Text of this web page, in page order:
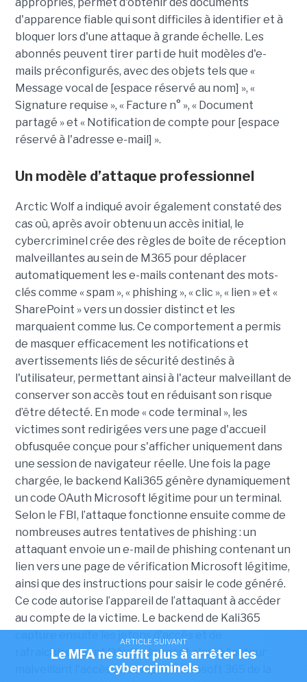
ARTICLE SUIVANT
Le MFA ne suffit plus à arrêter les
cybercriminels
d'apparence fiable qui sont difficiles à identifier et à
bloquer lors d'une attaque à grande échelle. Les
abonnés peuvent tirer parti de huit modèles d'e-
mails préconfigurés, avec des objets tels que «
Message vocal de [espace réservé au nom] », «
Signature requise », « Facture n° », « Document
partagé » et « Notification de compte pour [espace
réservé à l'adresse e-mail] ».
Un modèle d’attaque professionnel
Arctic Wolf a indiqué avoir également constaté des
cas où, après avoir obtenu un accès initial, le
cybercriminel crée des règles de boîte de réception
malveillantes au sein de M365 pour déplacer
automatiquement les e-mails contenant des mots-
clés comme « spam », « phishing », « clic », « lien » et «
SharePoint » vers un dossier distinct et les
marquaient comme lus. Ce comportement a permis
de masquer efficacement les notifications et
avertissements liés de sécurité destinés à
l'utilisateur, permettant ainsi à l'acteur malveillant de
conserver son accès tout en réduisant son risque
d’être détecté. En mode « code terminal », les
victimes sont redirigées vers une page d'accueil
obfusquée conçue pour s'afficher uniquement dans
une session de navigateur réelle. Une fois la page
chargée, le backend Kali365 génère dynamiquement
un code OAuth Microsoft légitime pour un terminal.
Selon le FBI, l’attaque fonctionne ensuite comme de
nombreuses autres tentatives de phishing : un
attaquant envoie un e-mail de phishing contenant un
lien vers une page de vérification Microsoft légitime,
ainsi que des instructions pour saisir le code généré.
Ce code autorise l’appareil de l’attaquant à accéder
au compte de la victime. Le backend de Kali365
rafraîchissement OAuth, donnant ainsi à l'acteur
malveillant l'accès au compte Microsoft 365 de la